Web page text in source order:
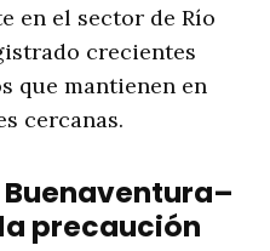
en el sector de Río
crecientes
que mantienen en
cercanas.
precaución